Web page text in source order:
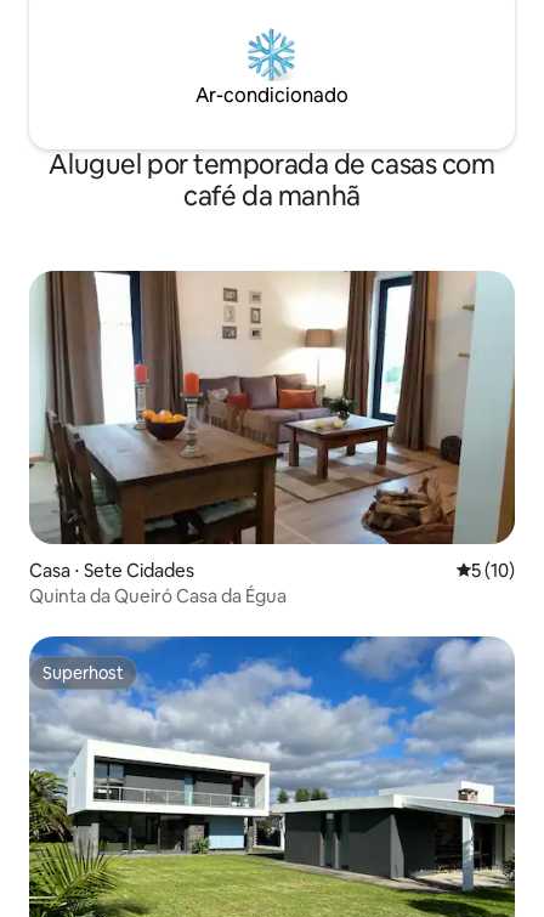
Ar-condicionado
Aluguel por temporada de casas com
café da manhã
Casa ⋅ Sete Cidades 5 de uma
5 (10)
Quinta da Queiró Casa da Égua
Superhost
Superhost